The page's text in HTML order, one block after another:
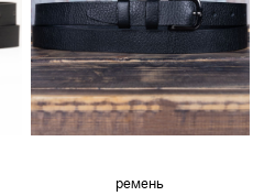
ремень